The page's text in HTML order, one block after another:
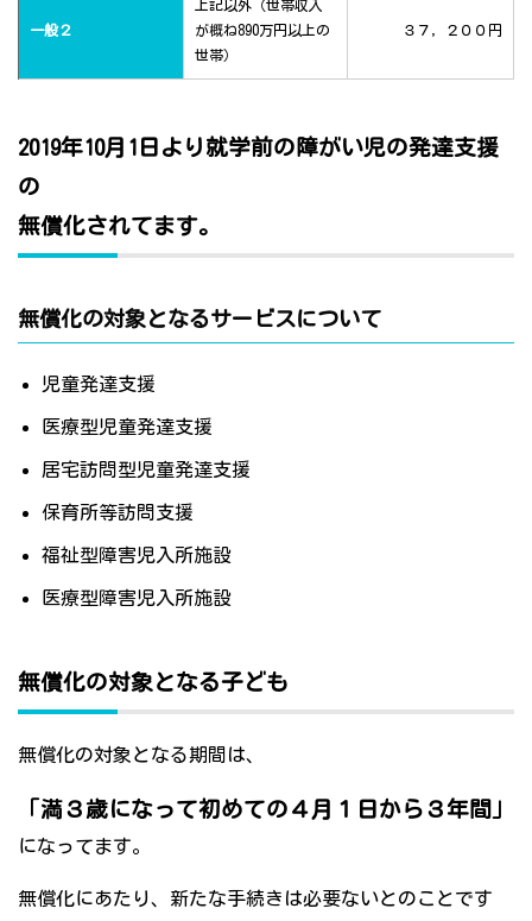
一般２
上記以外（世帯収入
が概ね890万円以上の
世帯）
３７，２００円
2019年10月1日より就学前の障がい児の発達支援
の
無償化されてます。
無償化の対象となるサービスについて
児童発達支援
医療型児童発達支援
居宅訪問型児童発達支援
保育所等訪問支援
福祉型障害児入所施設
医療型障害児入所施設
無償化の対象となる子ども
無償化の対象となる期間は、
「満３歳になって初めての４月１日から３年間」
になってます。
無償化にあたり、新たな手続きは必要ないとのことです